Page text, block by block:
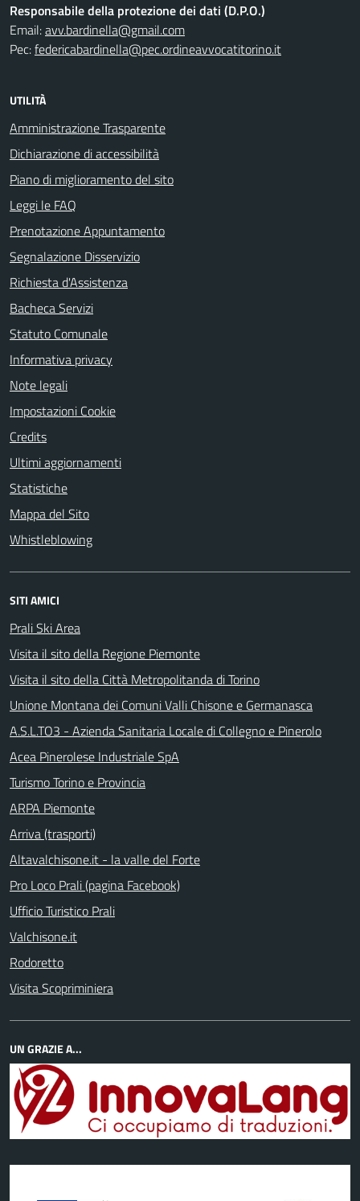
Responsabile della protezione dei dati (D.P.O.)
Email:avv.bardinella@gmail.com
Pec:federicabardinella@pec.ordineavvocatitorino.it
UTILITÀ
Amministrazione Trasparente
Dichiarazione di accessibilità
Piano di miglioramento del sito
Leggi le FAQ
Prenotazione Appuntamento
Segnalazione Disservizio
Richiesta d'Assistenza
Bacheca Servizi
Statuto Comunale
Informativa privacy
Note legali
Impostazioni Cookie
Credits
Ultimi aggiornamenti
Statistiche
Mappa del Sito
Whistleblowing
SITI AMICI
Prali Ski Area
Visita il sito della Regione Piemonte
Visita il sito della Città Metropolitanda di Torino
Unione Montana dei Comuni Valli Chisone e Germanasca
A.S.L.TO3 - Azienda Sanitaria Locale di Collegno e Pinerolo
Acea Pinerolese Industriale SpA
Turismo Torino e Provincia
ARPA Piemonte
Arriva (trasporti)
Altavalchisone.it - la valle del Forte
Pro Loco Prali (pagina Facebook)
Ufficio Turistico Prali
Valchisone.it
Rodoretto
Visita Scopriminiera
UN GRAZIE A...